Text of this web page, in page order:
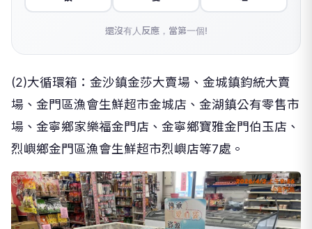
還沒有人反應，當第一個!
(2)大循環箱：金沙鎮金莎大賣場、金城鎮鈞統大賣
場、金門區漁會生鮮超市金城店、金湖鎮公有零售市
場、金寧鄉家樂福金門店、金寧鄉寶雅金門伯玉店、
烈嶼鄉金門區漁會生鮮超市烈嶼店等7處。